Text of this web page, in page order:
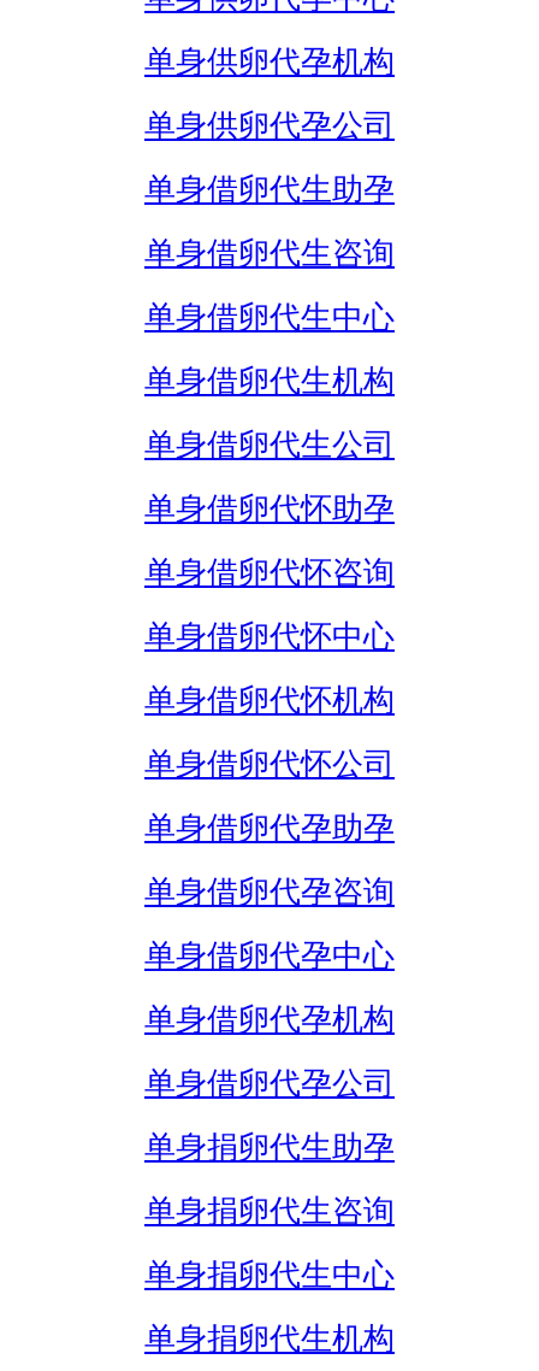
单身供卵代孕机构
单身供卵代孕公司
单身借卵代生助孕
单身借卵代生咨询
单身借卵代生中心
单身借卵代生机构
单身借卵代生公司
单身借卵代怀助孕
单身借卵代怀咨询
单身借卵代怀中心
单身借卵代怀机构
单身借卵代怀公司
单身借卵代孕助孕
单身借卵代孕咨询
单身借卵代孕中心
单身借卵代孕机构
单身借卵代孕公司
单身捐卵代生助孕
单身捐卵代生咨询
单身捐卵代生中心
单身捐卵代生机构